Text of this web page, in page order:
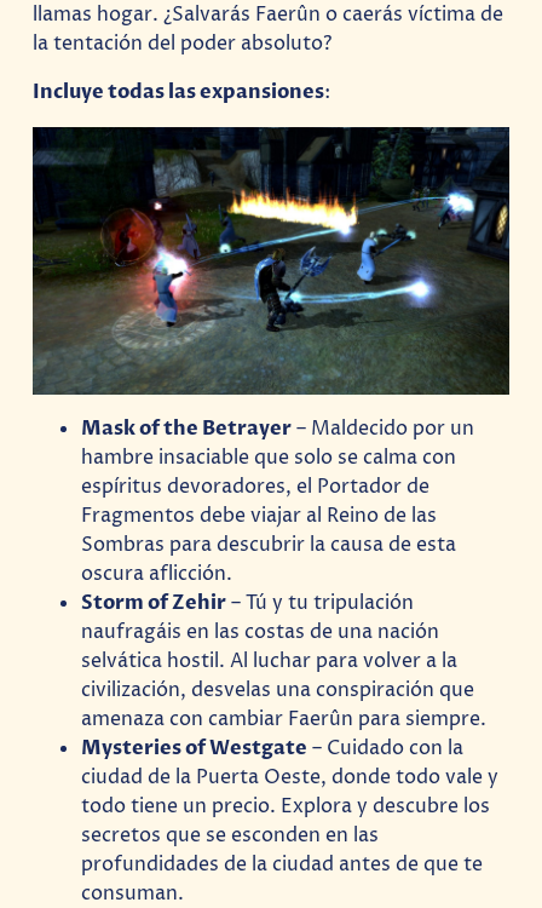
llamas hogar. ¿Salvarás Faerûn o caerás víctima de
la tentación del poder absoluto?
Incluye todas las expansiones:
Mask of the Betrayer– Maldecido por un
hambre insaciable que solo se calma con
espíritus devoradores, el Portador de
Fragmentos debe viajar al Reino de las
Sombras para descubrir la causa de esta
oscura aflicción.
Storm of Zehir– Tú y tu tripulación
naufragáis en las costas de una nación
selvática hostil. Al luchar para volver a la
civilización, desvelas una conspiración que
amenaza con cambiar Faerûn para siempre.
Mysteries of Westgate – Cuidado con la
ciudad de la Puerta Oeste, donde todo vale y
todo tiene un precio. Explora y descubre los
secretos que se esconden en las
profundidades de la ciudad antes de que te
consuman.